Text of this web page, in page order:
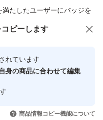
たしたユーザーにバッジを
・安全なユーザーです
を完了させた実績があります
ピーします
れています
身の商品に合わせて編集
商品情報コピー機能について